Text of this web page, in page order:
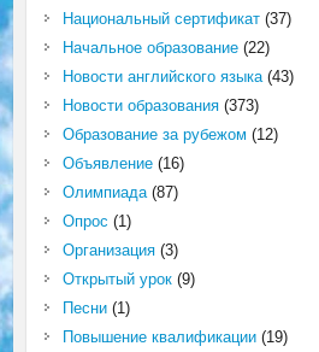
Национальный сертификат(37)
Начальное образование(22)
Новости английского языка(43)
Новости образования(373)
Образование за рубежом (12)
Объявление(16)
Олимпиада(87)
Опрос (1)
Организация(3)
Открытый урок(9)
Песни(1)
Повышение квалификации(19)